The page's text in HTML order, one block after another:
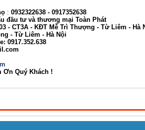
: 0932322638 - 0917352638
đầu tư và thương mại Toàn Phát
CT3A - KĐT Mễ Trì Thượng - Từ Liêm - Hà
- Từ Liêm - Hà Nội
0917.352.638
Quý Khách !